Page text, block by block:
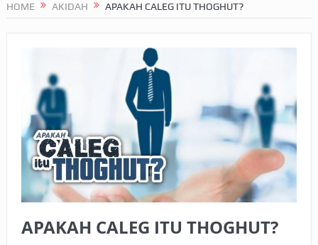
APA HUKUM MEMPERCEPAT PEMBAYARAN ZAKAT
SEBELUM TIBA SAAT WAJIB?
HAKIKAT NIKMAT DI DUNIA!
BAGAIMANA CARA MEMBAYAR ZAKAT UANG?
UANG HARAM BISA MENJADI HALAL JIKA SEBAB
KEPEMILIKANNYA BERUBAH
HOME AKIDAH APAKAH CALEG ITU THOGHUT?
APAKAH CALEG ITU THOGHUT?